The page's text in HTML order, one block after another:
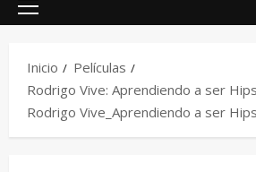
Inicio
Películas
Rodrigo Vive: Aprendiendo a ser
Rodrigo Vive_Aprendiendo a ser